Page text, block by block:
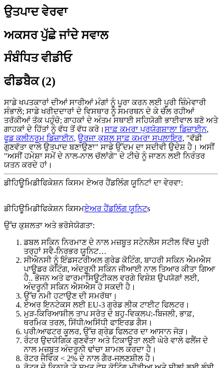
ਉਤਪਾਦ ਵੇਰਵਾ
ਅਕਸਰ ਪੁੱਛੇ ਜਾਂਦੇ ਸਵਾਲ
ਸੰਬੰਧਿਤ ਵੀਡੀਓ
ਫੀਡਬੈਕ (2)
ਸਾਡੇ ਖਪਤਕਾਰਾਂ ਦੀਆਂ ਸਾਰੀਆਂ ਮੰਗਾਂ ਨੂੰ ਪੂਰਾ ਕਰਨ ਲਈ ਪੂਰੀ ਜ਼ਿੰਮੇਵਾਰੀ
ਸੰਭਾਲੋ; ਸਾਡੇ ਖਰੀਦਦਾਰਾਂ ਦੇ ਵਿਸਥਾਰ ਨੂੰ ਸਮਰਥਨ ਦੇ ਕੇ ਚੱਲ ਰਹੀਆਂ
ਤਰੱਕੀਆਂ ਤੱਕ ਪਹੁੰਚੋ; ਗਾਹਕਾਂ ਦੇ ਅੰਤਮ ਸਥਾਈ ਸਹਿਯੋਗੀ ਭਾਈਵਾਲ ਬਣੋ ਅਤੇ
ਗਾਹਕਾਂ ਦੇ ਹਿੱਤਾਂ ਨੂੰ ਵੱਧ ਤੋਂ ਵੱਧ ਕਰੋ। ਸਾਫ਼ ਕਮਰਾ ਪ੍ਰਯੋਗਸ਼ਾਲਾ ਡਿਜ਼ਾਈਨ,
ਫੂਡ ਕਲੀਨਰੂਮ ਡਿਜ਼ਾਈਨ, ਊਰਜਾ ਕੁਸ਼ਲ ਸਾਫ਼ ਕਮਰਾ ਸਪਲਾਇਰ, "ਵੱਡੀ
ਗੁਣਵੱਤਾ ਵਾਲੇ ਉਤਪਾਦ ਬਣਾਉਣਾ" ਸਾਡੇ ਉੱਦਮ ਦਾ ਸਦੀਵੀ ਉਦੇਸ਼ ਹੈ। ਅਸੀਂ
"ਅਸੀਂ ਹਮੇਸ਼ਾ ਸਮੇਂ ਦੇ ਨਾਲ-ਨਾਲ ਚੱਲਾਂਗੇ" ਦੇ ਟੀਚੇ ਨੂੰ ਜਾਣਨ ਲਈ ਨਿਰੰਤਰ
ਯਤਨ ਕਰਦੇ ਹਾਂ।
ਡੀਹਿਊਮਿਡੀਫਿਕੇਸ਼ਨ ਕਿਸਮ ਏਅਰ ਹੈਂਡਲਿੰਗ ਯੂਨਿਟਾਂ ਦਾ ਵੇਰਵਾ:
ਡੀਹਿਊਮਿਡੀਫਿਕੇਸ਼ਨ ਕਿਸਮਏਅਰ ਹੈਂਡਲਿੰਗ ਯੂਨਿਟs
ਉੱਚ ਕੁਸ਼ਲਤਾ ਅਤੇ ਭਰੋਸੇਯੋਗਤਾ:
ਡਬਲ ਸਕਿਨ ਨਿਰਮਾਣ ਦੇ ਨਾਲ ਮਜ਼ਬੂਤ ​​ਸਟੇਨਲੈਸ ਸਟੀਲ ਵਿੱਚ ਪੂਰੀ
ਤਰ੍ਹਾਂ ਸਵੈ-ਨਿਰਭਰ ਯੂਨਿਟ…
ਸੀਐਨਸੀ ਨੂੰ ਇੰਡਸਟਰੀਅਲ ਗ੍ਰੇਡ ਕੋਟਿੰਗ, ਬਾਹਰੀ ਸਕਿਨ ਐਮਐਸ
ਪਾਊਡਰ ਕੋਟਿੰਗ, ਅੰਦਰੂਨੀ ਸਕਿਨ ਜੀਆਈ ਨਾਲ ਤਿਆਰ ਕੀਤਾ ਗਿਆ
ਹੈ.. ਭੋਜਨ ਅਤੇ ਫਾਰਮਾਸਿਊਟੀਕਲ ਵਰਗੇ ਵਿਸ਼ੇਸ਼ ਉਪਯੋਗਾਂ ਲਈ,
ਅੰਦਰੂਨੀ ਸਕਿਨ ਐਸਐਸ ਹੋ ਸਕਦੀ ਹੈ।
ਉੱਚ ਨਮੀ ਹਟਾਉਣ ਦੀ ਸਮਰੱਥਾ।
ਏਅਰ ਇਨਟੇਕਸ ਲਈ EU-3 ਗ੍ਰੇਡ ਲੀਕ ਟਾਈਟ ਫਿਲਟਰ।
ਮੁੜ-ਕਿਰਿਆਸ਼ੀਲ ਤਾਪ ਸਰੋਤ ਦੇ ਬਹੁ-ਵਿਕਲਪ:-ਬਿਜਲੀ, ਭਾਫ਼,
ਥਰਮਿਕ ਤਰਲ, ਸਿੱਧੀ/ਅਸਿੱਧੀ ਫਾਇਰਡ ਗੈਸ।
ਪ੍ਰੀ/ਆਫਟਰ ਕੂਲਰ, ਉੱਚ ਗ੍ਰੇਡ ਫਿਲਟਰ ਦਾ ਆਸਾਨ ਜੋੜ।
ਰੋਟਰ ਉਦਯੋਗਿਕ ਗੁਣਵੱਤਾ ਅਤੇ ਟਿਕਾਊਤਾ ਲਈ ਘੇਰੇ ਵਾਲੇ ਫਲੈਂਜ ਦੇ
ਨਾਲ ਮਜ਼ਬੂਤ ​​ਅੰਦਰੂਨੀ ਢਾਂਚਾ ਸ਼ਾਮਲ ਕਰਦਾ ਹੈ।
ਰੋਟਰ ਜੈਵਿਕ < 2% ਦੇ ਨਾਲ ਗੈਰ-ਜਲਣਸ਼ੀਲ ਹੈ।